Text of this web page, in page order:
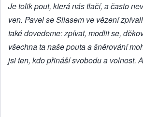
Je tolik pout, která nás tlačí, a často
ven. Pavel se Silasem ve vězení
také dovedeme: zpívat, modlit se,
všechna ta naše pouta a šněrování
jsi ten, kdo přináší svobodu a volnost.